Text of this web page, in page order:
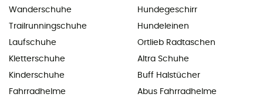
Wanderschuhe
Trailrunningschuhe
Laufschuhe
Kletterschuhe
Kinderschuhe
Fahrradhelme
Hundegeschirr
Hundeleinen
Ortlieb Radtaschen
Altra Schuhe
Buff Halstücher
Abus Fahrradhelme